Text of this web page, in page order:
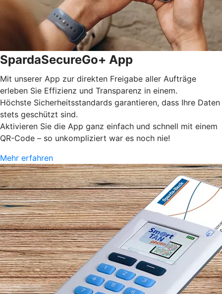
SpardaSecureGo+ App
Mit unserer App zur direkten Freigabe aller Aufträge
erleben Sie Effizienz und Transparenz in einem.
Höchste Sicherheitsstandards garantieren, dass Ihre Daten
stets geschützt sind.
Aktivieren Sie die App ganz einfach und schnell mit einem
QR-Code – so unkompliziert war es noch nie!
Mehr erfahren